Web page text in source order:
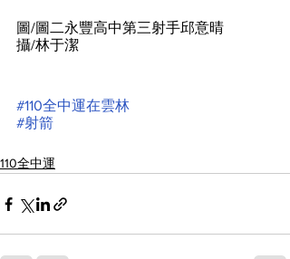
圖/圖二永豐高中第三射手邱意晴
攝/林于潔
#110全中運在雲林
#射箭
110全中運